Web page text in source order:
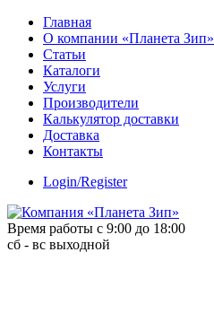
Skip
content
Главная
О компании «Планета Зип»
Статьи
Каталоги
Услуги
Производители
Калькулятор доставки
Доставка
Контакты
Login/Register
Время работы с 9:00 до 18:00
сб - вс выходной